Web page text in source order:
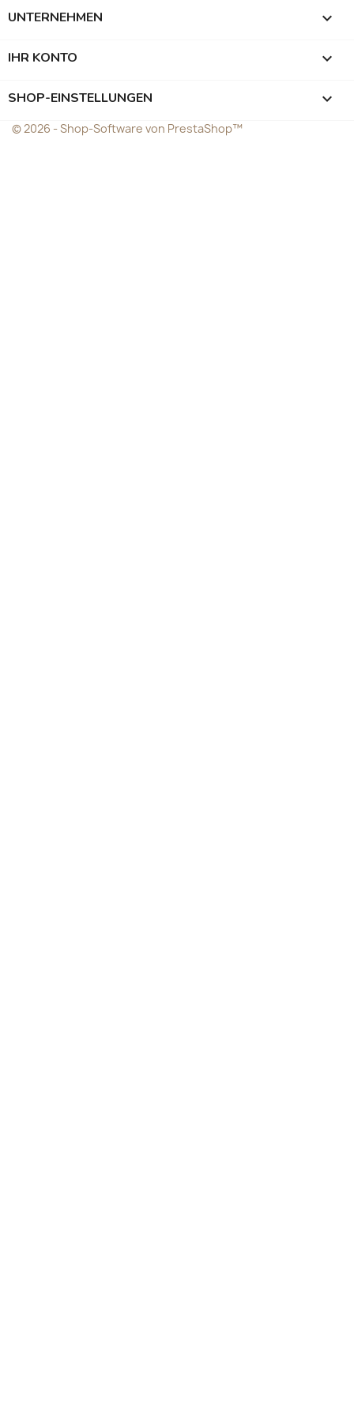
UNTERNEHMEN 
IHR KONTO 
SHOP-EINSTELLUNGEN keyboard_arrow_down
© 2026 - Shop-Software von PrestaShop™